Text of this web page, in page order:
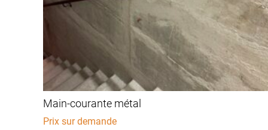
Main-courante métal
Prix sur demande